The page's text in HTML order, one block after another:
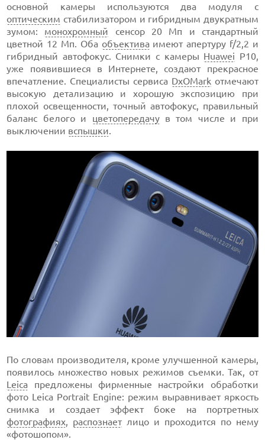
основной камеры используются два модуля с
оптическим стабилизатором и гибридным двукратным
зумом: монохромный сенсор 20 Мп и стандартный
цветной 12 Мп. Оба объективаимеют апертуру f/2,2 и
гибридный автофокус. Снимки с камеры Huawei P10,
уже появившиеся в Интернете, создают прекрасное
впечатление. Специалисты сервиса DxOMarkотмечают
высокую детализацию и хорошую экспозицию при
плохой освещенности, точный автофокус, правильный
баланс белого и цветопередачув том числе и при
выключении вспышки.
По словам производителя, кроме улучшенной камеры,
появилось множество новых режимов съемки. Так, от
Leica предложены фирменные настройки обработки
фото Leica Portrait Engine: режим выравнивает яркость
снимка и создает эффект боке на портретных
фотографиях, распознаетлицо и проходится по нему
«фотошопом».